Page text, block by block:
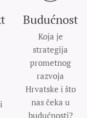
Budućnost
Koja je
strategija
prometnog
razvoja
Hrvatske i što
nas čeka u
budućnosti?